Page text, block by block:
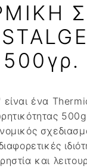
είναι ένα
και